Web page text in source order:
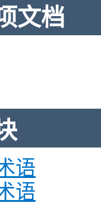
文档
语
语